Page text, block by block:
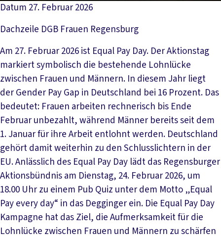
Datum 27. Februar 2026
Dachzeile DGB Frauen Regensburg
Am 27. Februar 2026 ist Equal Pay Day. Der Aktionstag
markiert symbolisch die bestehende Lohnlücke
zwischen Frauen und Männern. In diesem Jahr liegt
der Gender Pay Gap in Deutschland bei 16 Prozent. Das
bedeutet: Frauen arbeiten rechnerisch bis Ende
Februar unbezahlt, während Männer bereits seit dem
1. Januar für ihre Arbeit entlohnt werden. Deutschland
gehört damit weiterhin zu den Schlusslichtern in der
EU. Anlässlich des Equal Pay Day lädt das Regensburger
Aktionsbündnis am Dienstag, 24. Februar 2026, um
18.00 Uhr zu einem Pub Quiz unter dem Motto „Equal
Pay every day“ in das Degginger ein. Die Equal Pay Day
Kampagne hat das Ziel, die Aufmerksamkeit für die
Lohnlücke zwischen Frauen und Männern zu schärfen